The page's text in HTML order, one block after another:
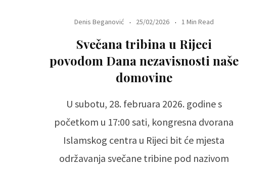
Denis Beganović 25/02/2026 1 Min Read
Svečana tribina u Rijeci
povodom Dana nezavisnosti naše
domovine
U subotu, 28. februara 2026. godine s
početkom u 17:00 sati, kongresna dvorana
Islamskog centra u Rijeci bit će mjesta
održavanja svečane tribine pod nazivom